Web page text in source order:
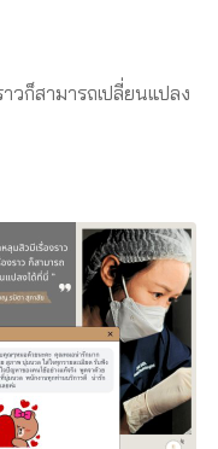
วก็สามารถเปลี่ยนแปลง